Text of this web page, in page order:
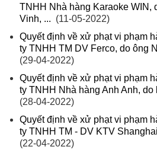
TNHH Nhà hàng Karaoke WIN,
Vinh, ... (11-05-2022)
Quyết định về xử phạt vi phạm
ty TNHH TM DV Ferco, do ông
(29-04-2022)
Quyết định về xử phạt vi phạm
ty TNHH Nhà hàng Anh Anh, do
(28-04-2022)
Quyết định về xử phạt vi phạm
ty TNHH TM - DV KTV
(22-04-2022)